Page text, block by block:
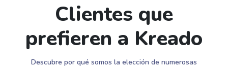
Clientes que
prefieren a Kreado
Descubre por qué somos la elección de numerosas